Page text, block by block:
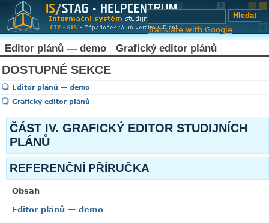
Translate with Google
Editor plánů — demo Grafický editor plánů
DOSTUPNÉ SEKCE
Editor plánů — demo
Grafický editor plánů
ČÁST IV. GRAFICKÝ EDITOR STUDIJNÍCH
PLÁNŮ
REFERENČNÍ PŘÍRUČKA
Obsah
Editor plánů — demo